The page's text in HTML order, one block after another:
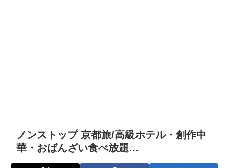
ノンストップ 京都旅/高級ホテル・創作中
華・おばんざい食べ放題…